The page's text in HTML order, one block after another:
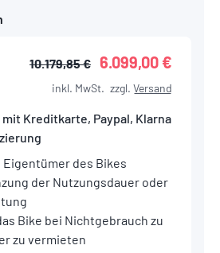
10.179,85 € 6.099,00 €
inkl. MwSt. zzgl. Versand
Kreditkarte, Paypal, Klarna
des Bikes
der Nutzungsdauer oder
Bike bei Nichtgebrauch zu
zu vermieten